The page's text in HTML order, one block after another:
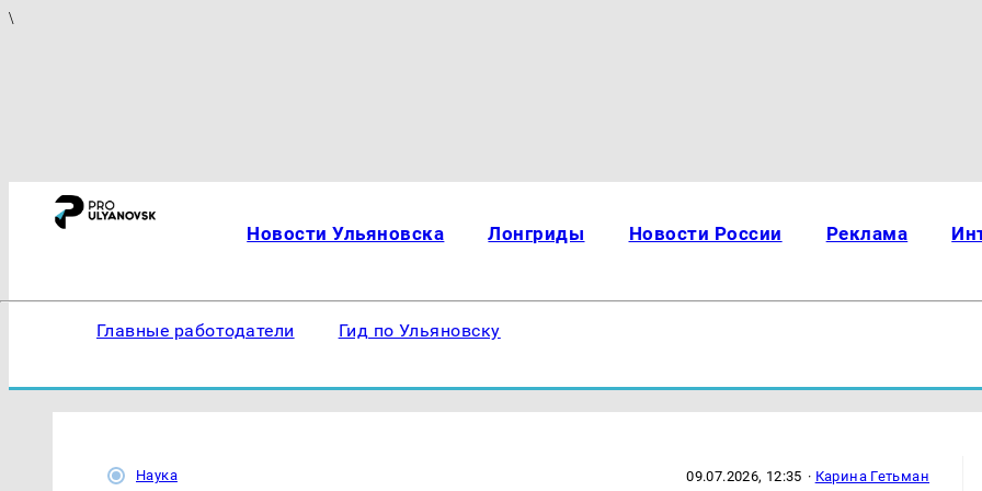
\
Новости Ульяновска Лонгриды Новости России Реклама
Главные работодатели Гид по Ульяновску
Наука 09.07.2026, 12:35 · Карина Гетьман